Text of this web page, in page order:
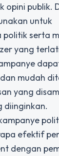
opini publik.
untuk
serta
yang
mudah
yang
diinginkan.
efektif
dengan